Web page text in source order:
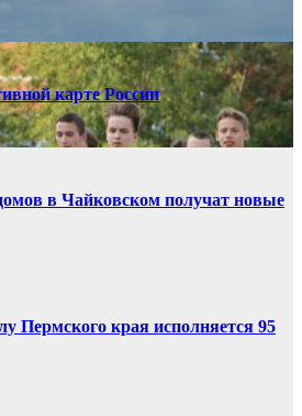
карте России
в Чайковском получат новые
Пермского края исполняется 95